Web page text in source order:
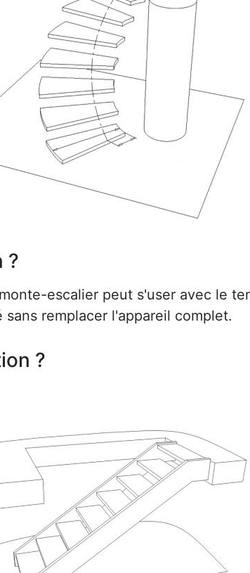
?
escalier peut s'user avec le
remplacer l'appareil complet.
?